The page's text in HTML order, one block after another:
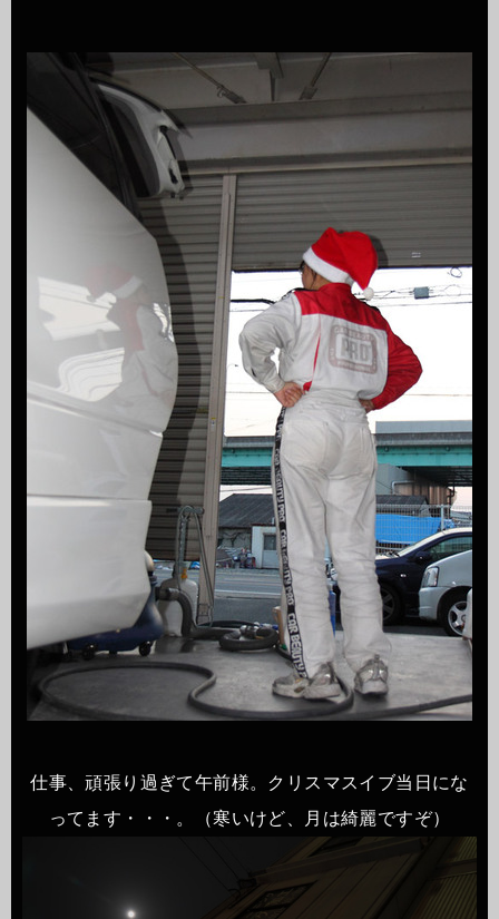
仕事、頑張り過ぎて午前様。クリスマスイブ当日にな
ってます・・・。（寒いけど、月は綺麗ですぞ）